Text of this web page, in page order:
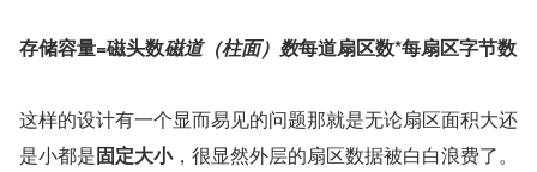
存储容量=磁头数磁道（柱面）数每道扇区数*每扇区字节数
这样的设计有一个显而易见的问题那就是无论扇区面积大还
是小都是固定大小，很显然外层的扇区数据被白白浪费了。